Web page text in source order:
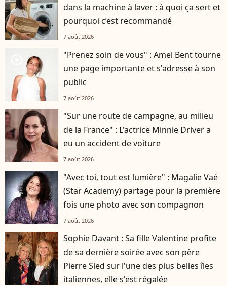
dans la machine à laver : à quoi ça sert et
pourquoi c’est recommandé
7 août 2026
"Prenez soin de vous" : Amel Bent tourne
une page importante et s'adresse à son
public
7 août 2026
"Sur une route de campagne, au milieu
de la France" : L'actrice Minnie Driver a
eu un accident de voiture
7 août 2026
"Avec toi, tout est lumière" : Magalie Vaé
(Star Academy) partage pour la première
fois une photo avec son compagnon
7 août 2026
Sophie Davant : Sa fille Valentine profite
de sa dernière soirée avec son père
Pierre Sled sur l'une des plus belles îles
italiennes, elle s'est régalée